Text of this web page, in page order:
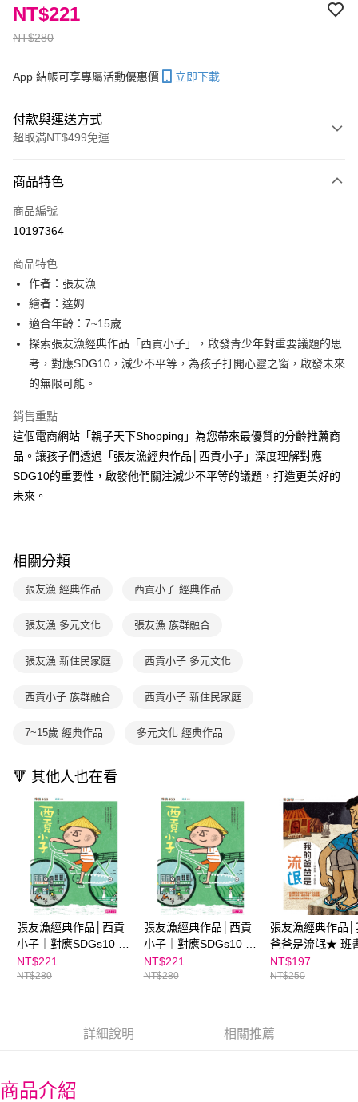
NT$280
NT$221
App 結帳可享專屬活動優惠價 立即下載
付款與運送方式
超取滿NT$499免運
信用卡一次付款
LINE Pay
大哥付你分期
相關說明
【大哥付你分期使用說明】
1.本服務由台灣大哥大提供，台灣大哥大用戶可立即使用無須另外申請。
2.付款方式選擇「大哥付你分期」，訂單成立後會自動跳轉到大哥付的交易
流程，驗證手機門號後，選擇欲分期的期數、繳款截止日，確認付款後即完
3.實際核准額度、可分期數及費用金額請依後續交易確認頁面所載為準。
消。如遇「轉專審核」未通過狀況，表示未達大哥付你分期系統評分，恕無
法說明評估內容。
1.分期款項不併入電信帳單，「大哥付你分期」於每月結算日後寄送繳費提
醒簡訊。
2.透過簡訊連結打開帳單後，可選擇「超商條碼／台灣大直營門市／銀行轉
帳／街口支付／iPASS MONEY」等通路繳費。
用戶於交易時，得透過本服務購買商品或服務，並由商店將買賣／分期付款
2.基於同意付款使用「大哥付你分期」之契約關係目的，商店將以您的個人
由本公司與您本人進行分期帳單所需資料之確認、核對及更正。
3.完整用戶服務條款，請詳閱以下連結： https://oppay.tw/userRule
AFTEE先享後付
相關說明
【關於「AFTEE先享後付」】
AFTEE先享後付是「在收到商品之後才付款」的支付方式。 讓您購物簡單
１．簡單：不需註冊會員、不需綁卡、不需儲值。
２．便利：只要手機號碼，簡訊認證，即可結帳。
３．安心：先確認商品／服務後，再付款。
１．於結帳方式選擇「AFTEE先享後付」後，將跳轉至「AFTEE先享後付」
結帳頁面，進行簡訊認證並確認金額後，即可完成結帳。
※ 請注意：結帳手續完成當下不需立刻繳費，但若您需要取消訂單，請聯絡
購買商品的店家。未經商家同意取消之訂單仍視為有效，需透過AFTEE先享
後付繳納相關費用。
※ 交易是否成功請以「AFTEE先享後付 」之結帳頁面顯示為準，若有關於
客戶支援中心」https://netprotections.freshdesk.com/support/home
【注意事項】
１．透過由恩沛科技股份有限公司提供之「AFTEE先享後付」服務完成之交
權轉讓予恩沛科技股份有限公司。
https://aftee.tw/terms/#terms3
３．未成年的使用者請事先徵得法定代理人或監護人之同意方可使用
任。
４．使用「AFTEE先享後付」時，將依據個別帳號之用戶狀況，依本公司即
時審查核予不同之上限額度；若仍有額度不足之情形，本公司將視審查結果
請求用戶進行身份認證。
５．嚴禁一人註冊多個帳號或使用他人資訊註冊。若發現惡意使用之情形，
恩沛科技股份有限公司將有權停止該用戶之使用額度並採取法律行動。
ATM付款
運送方式
付款後全家取貨｜8/8-8/14運費優惠，結帳滿499即享免運。
每筆NT$70，滿NT$499(含以上)免運費
付款後7-11取貨
每筆NT$70，滿NT$800(含以上)免運費
離島宅配（澎湖、金門、馬祖、小琉球；不適用於郵局i郵箱）
每筆NT$200
商品特色
商品編號
10197364
商品特色
作者：張友漁
繪者：達姆
適合年齡：7~15歲
探索張友漁經典作品「西貢小子」，啟發青少年對重要議題的思
考，對應SDG10，減少不平等，為孩子打開心靈之窗，啟發未來
的無限可能。
銷售重點
這個電商網站「親子天下Shopping」為您帶來最優質的分齡推薦商
品。讓孩子們透過「張友漁經典作品│西貢小子」深度理解對應
SDG10的重要性，啟發他們關注減少不平等的議題，打造更美好的
未來。
相關分類
張友漁 經典作品 西貢小子 經典作品
張友漁 多元文化 張友漁 族群融合
張友漁 新住民家庭 西貢小子 多元文化
西貢小子 族群融合 西貢小子 新住民家庭
7~15歲 經典作品 多元文化 經典作品
🔻 其他人也在看
張友漁經典作品│西貢
小子｜對應SDGs10 減
少不平等
NT$221
NT$280
張友漁經典作品│西貢
小子｜對應SDGs10 減
少不平等 ★翻轉教育
店中店
NT$221
NT$280
張友漁經典作品│
爸爸是流氓★ 班
薦
NT$197
NT$250
詳細說明 相關推薦
商品介紹